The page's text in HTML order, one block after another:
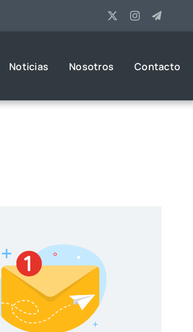
Noticias Nosotros Contacto